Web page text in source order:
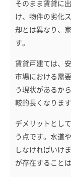
そのまま賃貸に
け、物件の劣化
却とは異なり、
す。
賃貸戸建ては、
市場における需
う現状があるか
較的長くなります
デメリットとし
う点です。水道
しなければいけ
が存在すること